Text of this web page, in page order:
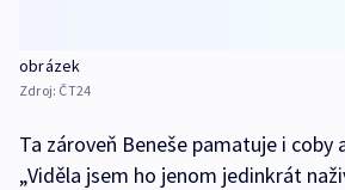
obrázek
Zdroj: ČT24
Ta zároveň Beneše pamatuje i coby
„Viděla jsem ho jenom jedinkrát